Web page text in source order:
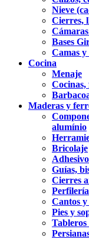
Nieve
Cierres,
Bases
Camas y
Cocina
Menaje
Cocinas,
Maderas y
alumínio
Bricolaje
Guías,
Cierres
Perfilería
Cantos
Pies y
Tableros